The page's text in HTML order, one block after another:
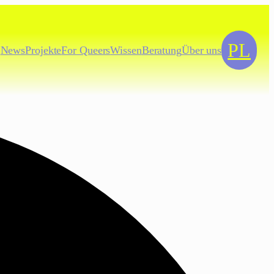
NewsProjekteFor QueersWissenBeratungÜber uns PL